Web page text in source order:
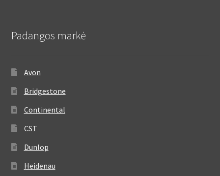
Padangos markė
Avon
Bridgestone
Continental
CST
Dunlop
Heidenau